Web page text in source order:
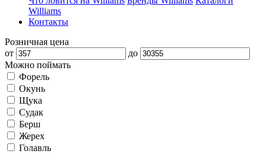
Williams
Контакты
Розничная цена
от
до
Можно поймать
Форель
Окунь
Щука
Судак
Берш
Жерех
Голавль